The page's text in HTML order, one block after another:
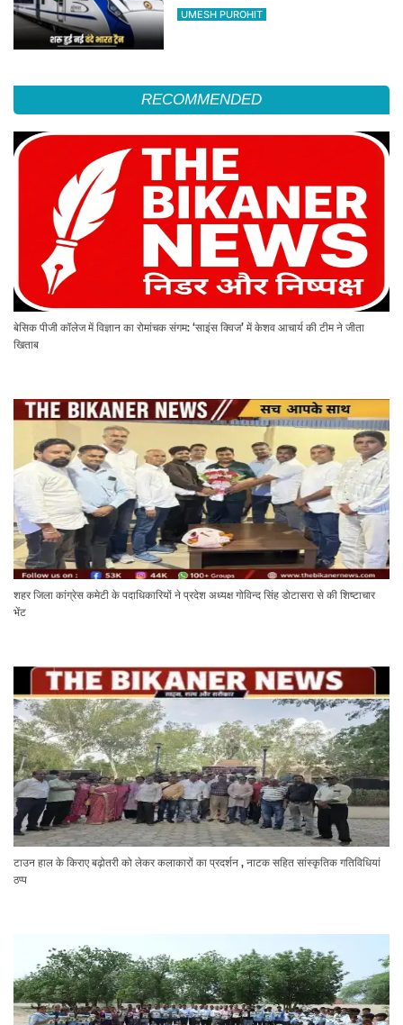
का सफर होगा आसान, देखें पूरा रूटमैप
UMESH PUROHIT
RECOMMENDED
बेसिक पीजी कॉलेज में विज्ञान का रोमांचक संगम: ‘साइंस क्विज’ में केशव आचार्य की टीम ने जीता
खिताब
शहर जिला कांग्रेस कमेटी के पदाधिकारियों ने प्रदेश अध्यक्ष गोविन्द सिंह डोटासरा से की शिष्टाचार
भेंट
टाउन हाल के किराए बढ़ोतरी को लेकर कलाकारों का प्रदर्शन , नाटक सहित सांस्कृतिक गतिविधियां
ठप्प